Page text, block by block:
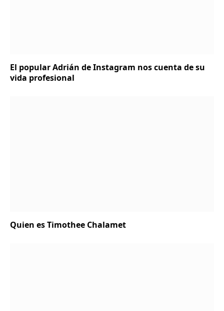
El popular Adrián de Instagram nos cuenta de su
vida profesional
Quien es Timothee Chalamet